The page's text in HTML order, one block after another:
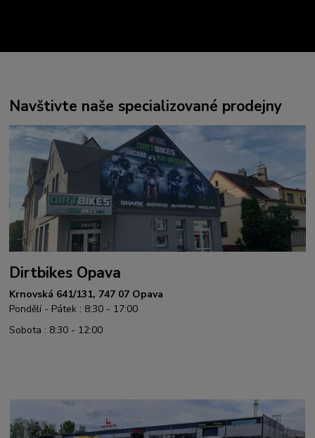
Navštivte naše specializované prodejny
Dirtbikes Opava
Krnovská 641/131, 747 07 Opava
Pondělí - Pátek : 8:30 - 17:00
Sobota : 8:30 - 12:00